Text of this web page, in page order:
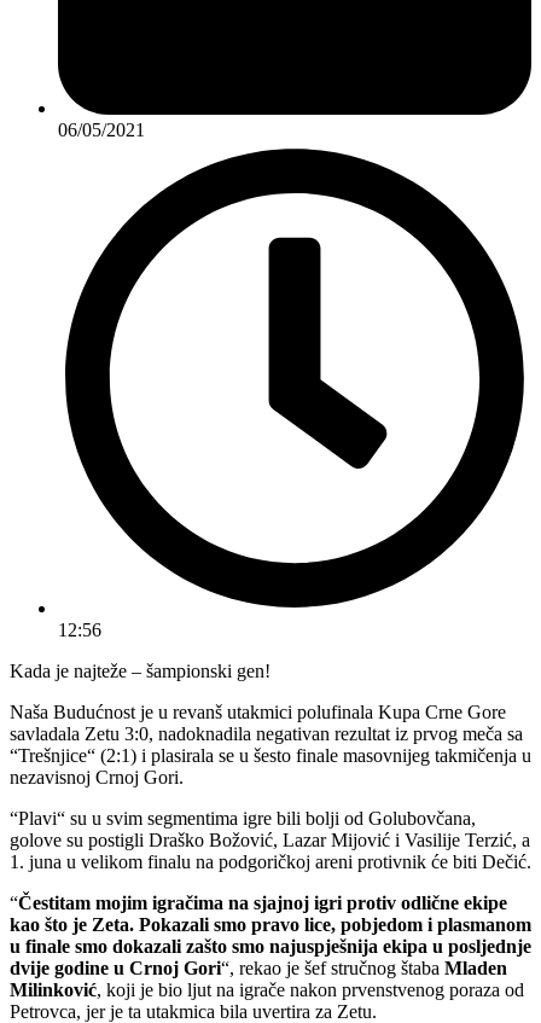
06/05/2021
12:56
Kada je najteže – šampionski gen!
Naša Budućnost je u revanš utakmici polufinala Kupa Crne Gore
savladala Zetu 3:0, nadoknadila negativan rezultat iz prvog meča sa
“Trešnjice“ (2:1) i plasirala se u šesto finale masovnijeg takmičenja u
nezavisnoj Crnoj Gori.
“Plavi“ su u svim segmentima igre bili bolji od Golubovčana,
golove su postigli Draško Božović, Lazar Mijović i Vasilije Terzić, a
1. juna u velikom finalu na podgoričkoj areni protivnik će biti Dečić.
“Čestitam mojim igračima na sjajnoj igri protiv odlične ekipe
kao što je Zeta. Pokazali smo pravo lice, pobjedom i plasmanom
u finale smo dokazali zašto smo najuspješnija ekipa u posljednje
dvije godine u Crnoj Gori“, rekao je šef stručnog štaba Mladen
Milinković, koji je bio ljut na igrače nakon prvenstvenog poraza od
Petrovca, jer je ta utakmica bila uvertira za Zetu.